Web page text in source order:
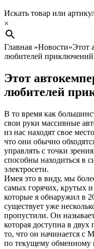
Search
Искать товар или
×
Главная »Новости»Этот
любителей
Этот
любителей
В то время как
свои руки массивные
из нас находят свое
что они обычно
управлять с точки
способны находиться в
электросети.
Имея это в виду, мы
самых горячих, крутых
которые я обнаружил в
существует уже
пропустили. Он
которая доступна в
то, что он начинается с
по текущему обменному